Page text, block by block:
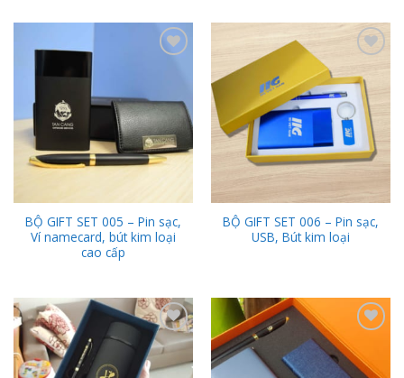
BỘ GIFT SET 005 – Pin sạc,
Ví namecard, bút kim loại
cao cấp
Wishlist
BỘ GIFT SET 006 – Pin sạc,
USB, Bút kim loại
Add to
Wishlist
Add to
Wishlist